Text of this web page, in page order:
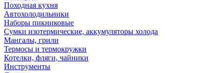
Походная кухня
Автохолодильники
Наборы пикниковые
Сумки изотермические, аккумуляторы холода
Мангалы, грили
Термосы и термокружки
Котелки, фляги, чайники
Инструменты